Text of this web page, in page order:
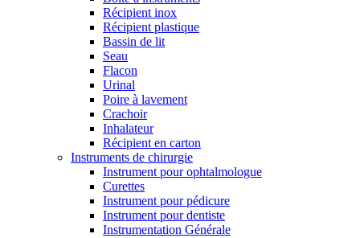
Récipient inox
Récipient plastique
Bassin de lit
Seau
Flacon
Urinal
Poire à lavement
Crachoir
Inhalateur
Récipient en carton
Instruments de chirurgie
Instrument pour ophtalmologue
Curettes
Instrument pour pédicure
Instrument pour dentiste
Instrumentation Générale